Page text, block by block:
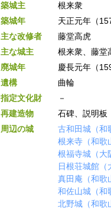
築城主
根来衆
築城年
天正元年（
主な改修者
藤堂高虎
主な城主
根来衆、藤堂
廃城年
慶長元年（
遺構
曲輪
指定文化財
－
再建造物
石碑、説明板
周辺の城
古和田城（和
根来寺（和歌
根福寺城（大
日根荘城館（
真田庵（和歌
和佐山城（和
北野城（和歌